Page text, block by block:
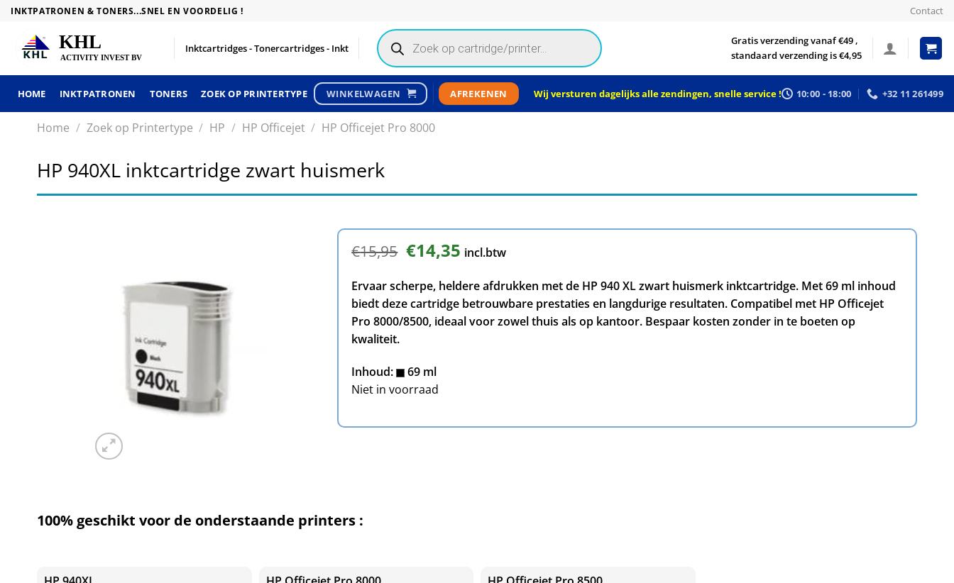
Skip
content
INKTPATRONEN & TONERS...SNEL EN VOORDELIG ! Contact
Inktcartridges - Tonercartridges - Inkt
Products
search
Gratis verzending vanaf €49 ,
standaard verzending is €4,95
HOME INKTPATRONEN TONERS ZOEK OP PRINTERTYPE WINKELWAGEN AFREKENEN Wij versturen dagelijks alle zendingen, snelle service ! 10:00 - 18:00 +32 11 261499
Home / Zoek op Printertype / HP / HP Officejet / HP Officejet Pro 8000
HP 940XL inktcartridge zwart huismerk
€15,95 Oorspronkelijke
prijs
€15,95.
€14,35Huidige
prijs
is:
€14,35.
incl.btw
Ervaar scherpe, heldere afdrukken met de HP 940 XL zwart huismerk inktcartridge. Met 69 ml inhoud
biedt deze cartridge betrouwbare prestaties en langdurige resultaten. Compatibel met HP Officejet
Pro 8000/8500, ideaal voor zowel thuis als op kantoor. Bespaar kosten zonder in te boeten op
kwaliteit.
Inhoud:
69 ml
Niet in voorraad
100% geschikt voor de onderstaande printers :